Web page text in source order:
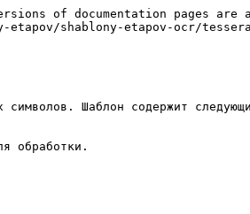
of documentation pages are
shablony-etapov-ocr/
Шаблон содержит